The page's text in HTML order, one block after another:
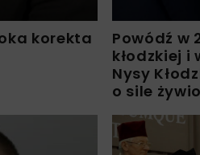
korekta
Powódź w
kłodzkiej i
Nysy
o sile